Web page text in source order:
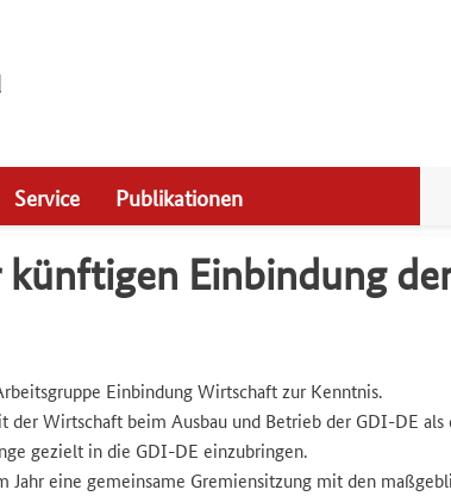
Service Publikationen
künftigen Einbindung
Einbindung Wirtschaft zur Kenntnis.
Wirtschaft beim Ausbau und Betrieb der GDI-DE
gezielt in die GDI-DE einzubringen.
eine gemeinsame Gremiensitzung mit den